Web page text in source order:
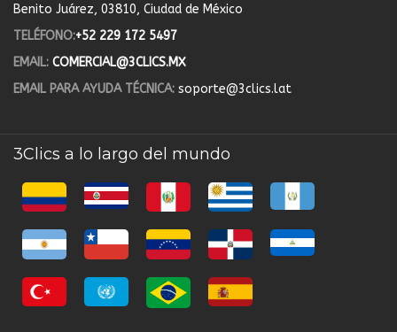
Benito Juárez, 03810, Ciudad de México
TELÉFONO:+52 229 172 5497
EMAIL: COMERCIAL@3CLICS.MX
EMAIL PARA AYUDA TÉCNICA: soporte@3clics.lat
3Clics a lo largo del mundo